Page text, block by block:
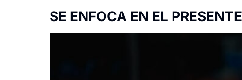
SE ENFOCA EN EL PRESENTE